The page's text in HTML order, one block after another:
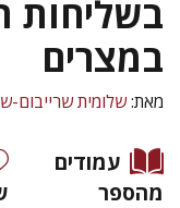
בשליחות
במצרים
מאת:שלומית שרייבום-
עמודים
מהספר